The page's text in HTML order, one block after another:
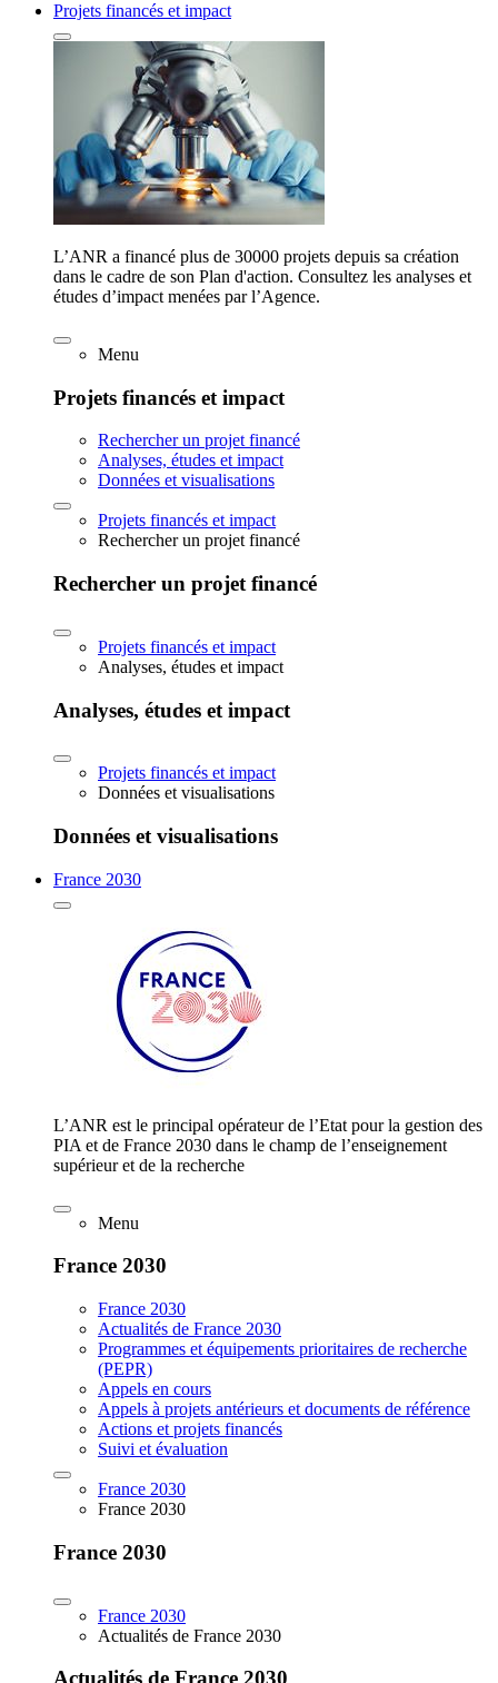
Projets financés et impact
L’ANR a financé plus de 30000 projets depuis sa création
dans le cadre de son Plan d'action. Consultez les analyses et
études d’impact menées par l’Agence.
Menu
Projets financés et impact
Rechercher un projet financé
Analyses, études et impact
Données et visualisations
Projets financés et impact
Rechercher un projet financé
Rechercher un projet financé
Projets financés et impact
Analyses, études et impact
Analyses, études et impact
Projets financés et impact
Données et visualisations
Données et visualisations
France 2030
L’ANR est le principal opérateur de l’Etat pour la gestion des
PIA et de France 2030 dans le champ de l’enseignement
supérieur et de la recherche
Menu
France 2030
France 2030
Actualités de France 2030
Programmes et équipements prioritaires de recherche
(PEPR)
Appels en cours
Appels à projets antérieurs et documents de référence
Actions et projets financés
Suivi et évaluation
France 2030
France 2030
France 2030
France 2030
Actualités de France 2030